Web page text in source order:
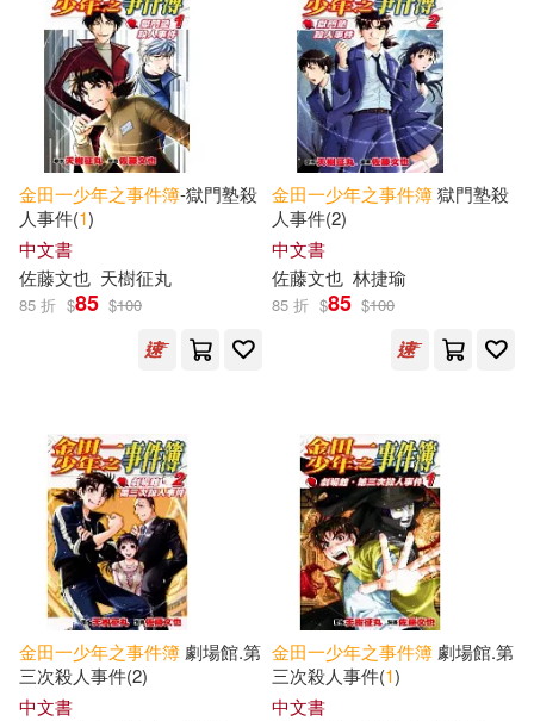
金田一少年之事件簿-獄門塾殺
人事件(1)
中文書
佐藤文也 天樹征丸
85 折 $85 $100
金田一少年之事件簿獄門塾殺
人事件(2)
中文書
佐藤文也 林捷瑜
85 折 $85 $100
金田一少年之事件簿 劇場館.第
三次殺人事件(2)
中文書
金田一少年之事件簿 劇場館.第
三次殺人事件(1)
中文書